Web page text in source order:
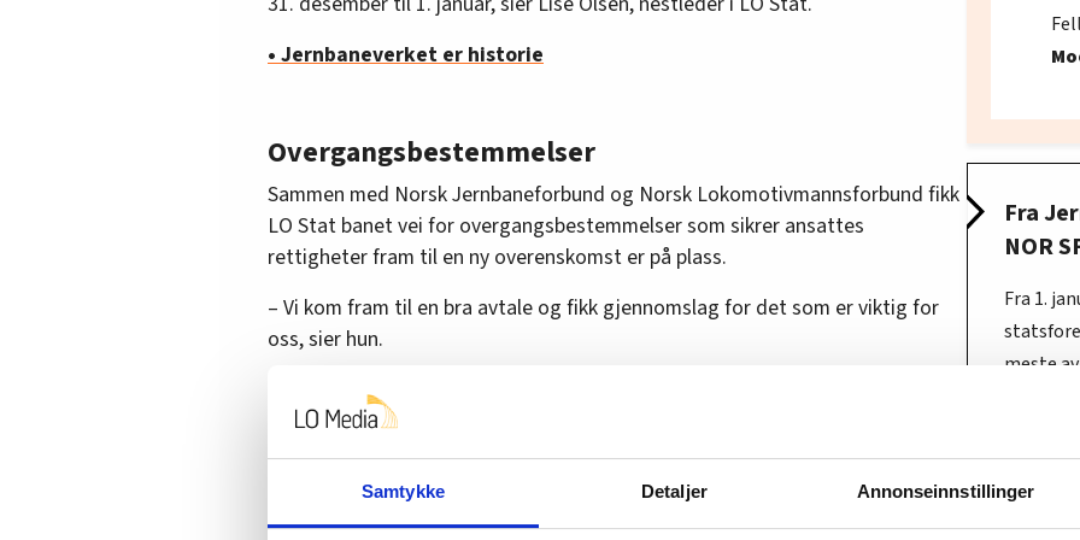
Samtykke Detaljer Annonseinnstillinger
• Jernbaneverket er historie
Overgangsbestemmelser
Sammen med Norsk Jernbaneforbund og Norsk Lokomotivmannsforbund fikk
LO Stat banet vei for overgangsbestemmelser som sikrer ansattes
rettigheter fram til en ny overenskomst er på plass.
– Vi kom fram til en bra avtale og fikk gjennomslag for det som er viktig for
oss, sier hun.
Følg NJF-magasinet på Facebook
Rettigheter sikret
Dermed kan de som blir berørt av virksomhetsoverdragelsen ta det med ro.
Fra
NOR
Fra 1.
meste
Bane